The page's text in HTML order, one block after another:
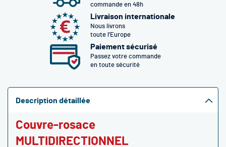
commande en 48h
Livraison internationale
Nous livrons
toute l’Europe
Paiement sécurisé
Passez votre commande
en toute sécurité
Description détaillée
Couvre-rosace
MULTIDIRECTIONNEL